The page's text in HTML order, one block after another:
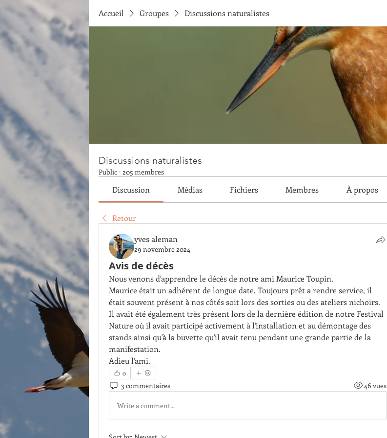
Accueil Groupes Discussions naturalistes
Discussions naturalistes
Public · 205 membres
Discussion Médias Fichiers Membres À propos
Retour
yves aleman
29 novembre 2024
Avis de décès
Nous venons d'apprendre le décès de notre ami Maurice Toupin.
Maurice était un adhérent de longue date. Toujours prêt a rendre service, il
était souvent présent à nos côtés soit lors des sorties ou des ateliers nichoirs.
Il avait été également très présent lors de la dernière édition de notre Festival
Nature où il avait participé activement à l'installation et au démontage des
stands ainsi qu'à la buvette qu'il avait tenu pendant une grande partie de la
manifestation.
Adieu l'ami.
0
3 commentaires 46 vues
Write a comment...